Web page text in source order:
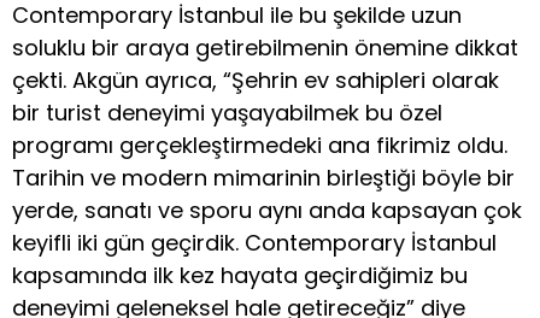
Contemporary İstanbul ile bu şekilde uzun
soluklu bir araya getirebilmenin önemine dikkat
çekti. Akgün ayrıca, “Şehrin ev sahipleri olarak
bir turist deneyimi yaşayabilmek bu özel
programı gerçekleştirmedeki ana fikrimiz oldu.
Tarihin ve modern mimarinin birleştiği böyle bir
yerde, sanatı ve sporu aynı anda kapsayan çok
keyifli iki gün geçirdik. Contemporary İstanbul
kapsamında ilk kez hayata geçirdiğimiz bu
deneyimi geleneksel hale getireceğiz” diye